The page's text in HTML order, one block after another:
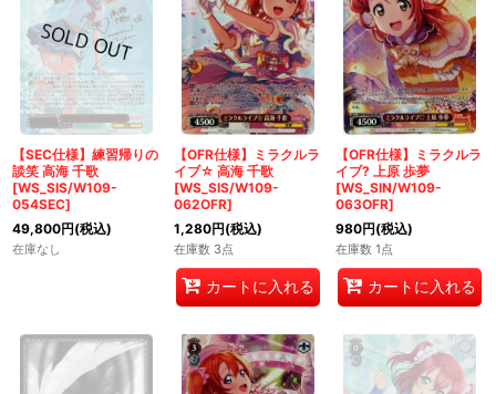
【SEC仕様】練習帰りの
談笑 高海 千歌
[WS_SIS/W109-
054SEC]
49,800円(税込)
在庫なし
【OFR仕様】ミラクルラ
イブ☆ 高海 千歌
[WS_SIS/W109-
062OFR]
1,280円(税込)
在庫数 3点
カートに入れる
【OFR仕様】ミラクルラ
イブ? 上原 歩夢
[WS_SIN/W109-
063OFR]
980円(税込)
在庫数 1点
カートに入れる